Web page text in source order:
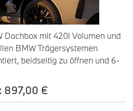
Dachbox mit 420l Volumen und
BMW Trägersystemen
beidseitig zu öffnen und 6-
897,00 €